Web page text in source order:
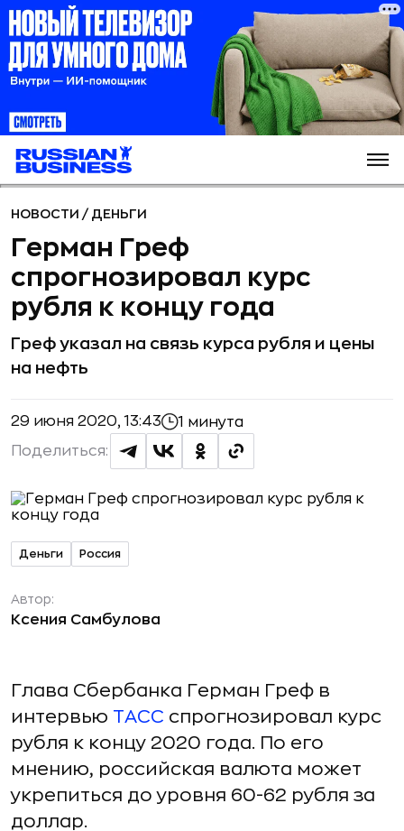
НОВОСТИ / ДЕНЬГИ
Герман Греф
спрогнозировал курс
рубля к концу года
Греф указал на связь курса рубля и цены
на нефть
29 июня 2020, 13:43 1 минута
Поделиться:
Деньги Россия
Автор:
Ксения Самбулова
Глава Сбербанка Герман Греф в
интервью ТАСС спрогнозировал курс
рубля к концу 2020 года. По его
мнению, российская валюта может
укрепиться до уровня 60-62 рубля за
доллар.